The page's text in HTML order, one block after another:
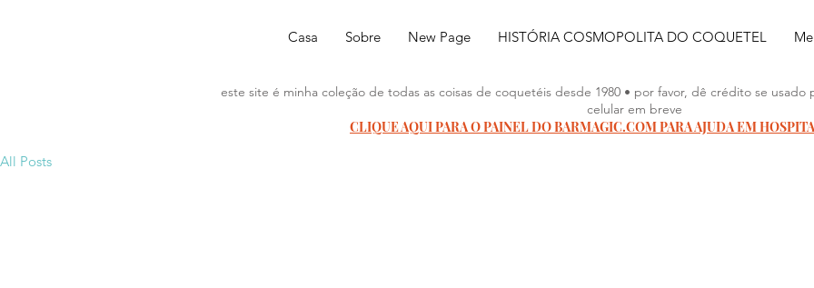
Casa Sobre New Page HISTÓRIA COSMOPOLITA DO COQUETEL
este site é minha coleção de todas as coisas de coquetéis desde 1980 • por favor, dê crédito se usado
celular em breve
CLIQUE AQUI PARA O PAINEL DO BARMAGIC.COM PARA AJUDA EM
All Posts